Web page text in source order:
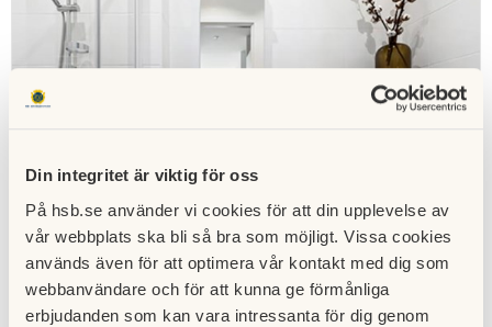
Din integritet är viktig för oss
På hsb.se använder vi cookies för att din upplevelse av
vår webbplats ska bli så bra som möjligt. Vissa cookies
används även för att optimera vår kontakt med dig som
webbanvändare och för att kunna ge förmånliga
erbjudanden som kan vara intressanta för dig genom